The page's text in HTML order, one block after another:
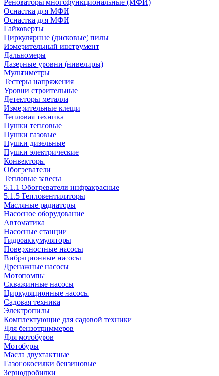
Реноваторы многофункциональные (МФИ)
Оснастка для МФИ
Оснастка для МФИ
Гайковерты
Циркулярные (дисковые) пилы
Измерительный инструмент
Дальномеры
Лазерные уровни (нивелиры)
Мультиметры
Тестеры напряжения
Уровни строительные
Детекторы металла
Измерительные клещи
Тепловая техника
Пушки тепловые
Пушки газовые
Пушки дизельные
Пушки электрические
Конвекторы
Обогреватели
Тепловые завесы
5.1.1 Обогреватели инфракрасные
5.1.5 Тепловентиляторы
Масляные радиаторы
Насосное оборудование
Автоматика
Насосные станции
Гидроаккумуляторы
Поверхностные насосы
Вибрационные насосы
Дренажные насосы
Мотопомпы
Скважинные насосы
Циркуляционные насосы
Садовая техника
Электропилы
Комплектующие для садовой техники
Для бензотриммеров
Для мотобуров
Мотобуры
Масла двухтактные
Газонокосилки бензиновые
Зернодробилки